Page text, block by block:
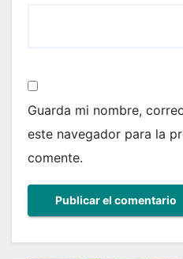
Guarda mi nombre,
este navegador para la
comente.